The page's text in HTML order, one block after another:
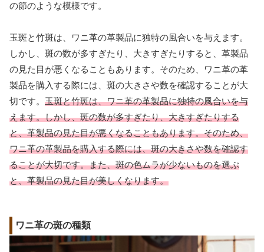
の節のような模様です。
玉斑と竹斑は、ワニ革の革製品に独特の風合いを与えます。
しかし、斑の数が多すぎたり、大きすぎたりすると、革製品
の見た目が悪くなることもあります。そのため、ワニ革の革
製品を購入する際には、斑の大きさや数を確認することが大
切です。 玉斑と竹斑は、ワニ革の革製品に独特の風合いを与
えます。しかし、斑の数が多すぎたり、大きすぎたりする
と、革製品の見た目が悪くなることもあります。そのため、
ワニ革の革製品を購入する際には、斑の大きさや数を確認す
ることが大切です。また、斑の色ムラが少ないものを選ぶ
と、革製品の見た目が美しくなります。
ワニ革の斑の種類